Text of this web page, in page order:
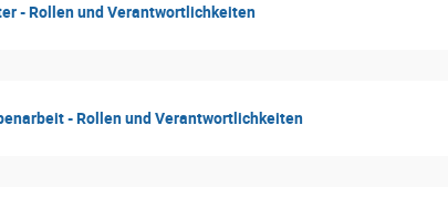
- Rollen und Verantwortlichkeiten
- Rollen und Verantwortlichkeiten